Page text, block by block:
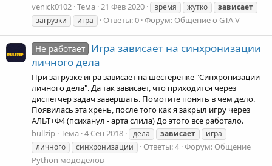
venick0102 Тема 21 Фев 2020 время жутко
зависает
загрузки
игра Ответы: 0 Форум: Общение о GTA V
Не работает Игра зависает на синхронизации
личного дела
При загрузке игра зависает на шестеренке "Синхронизации
личного дела". Да так зависает, что приходится через
диспетчер задач завершать. Помогите понять в чем дело.
Появилась эта хрень, после того как я закрыл игру через
АЛЬТ+Ф4 (психанул - арта слила) До этого все работало.
bullzip Тема 4 Сен 2018 дела зависает
игра
личного
синхронизации Ответы: 4 Форум: Общение
Python мододелов